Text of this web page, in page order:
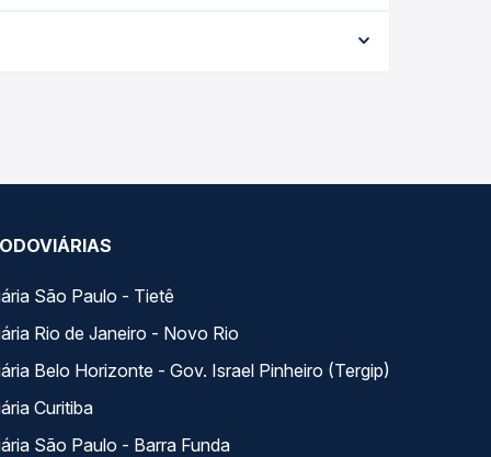
a melhor oferta para o seu roteiro.
São Paulo - Tietê
Rio de Janeiro - Novo Rio
Belo Horizonte - Gov. Israel Pinheiro (Tergip)
Curitiba
São Paulo - Barra Funda